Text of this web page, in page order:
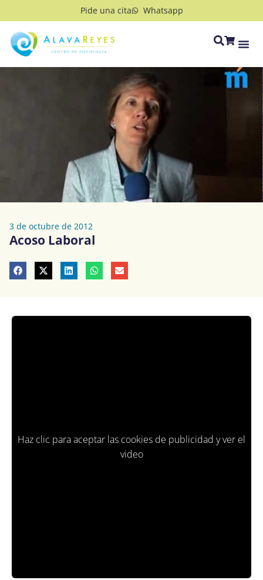
Pide una cita Whatsapp
3 de octubre de 2012
Acoso Laboral
Haz clic para aceptar las cookies de publicidad y ver el
video